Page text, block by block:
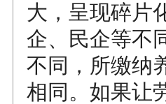
大，呈现碎片
企、民企等不
不同，所缴纳
相同。如果让